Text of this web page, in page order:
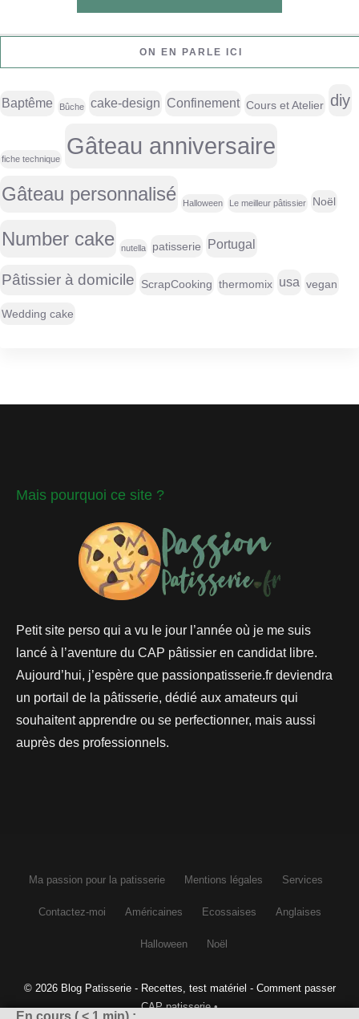
ON EN PARLE ICI
Baptême Bûche cake-design Confinement Cours et Atelier diy
fiche technique Gâteau anniversaire
Gâteau personnalisé Halloween Le meilleur pâtissier Noël
Number cake nutella patisserie Portugal
Pâtissier à domicile ScrapCooking thermomix usa vegan
Wedding cake
En cours ( < 1 min) :
Mais pourquoi ce site ?
Petit site perso qui a vu le jour l’année où je me suis
lancé à l’aventure du CAP pâtissier en candidat libre.
Aujourd’hui, j’espère que passionpatisserie.fr deviendra
un portail de la pâtisserie, dédié aux amateurs qui
souhaitent apprendre ou se perfectionner, mais aussi
auprès des professionnels.
Ma passion pour la patisserie Mentions légales Services
Contactez-moi Américaines Ecossaises Anglaises
Halloween Noël
© 2026 Blog Patisserie - Recettes, test matériel - Comment passer
CAP patisserie•